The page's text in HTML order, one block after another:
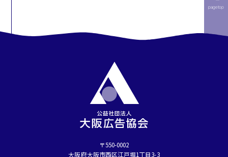
page top
〒550-0002
⼤阪府⼤阪市⻄区江⼾堀1丁⽬3-3